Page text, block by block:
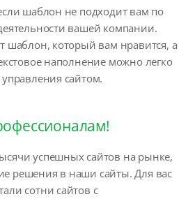
шаблон не подходит вам по
вашей компании.
шаблон, который вам нравится, а
наполнение можно легко
сайтом.
успешных сайтов на рынке,
решения в наши сайты. Для вас
сотни сайтов с